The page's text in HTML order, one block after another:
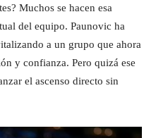
Muchos se hacen esa
del equipo. Paunovic ha
a un grupo que ahora
y confianza. Pero quizá ese
el ascenso directo sin